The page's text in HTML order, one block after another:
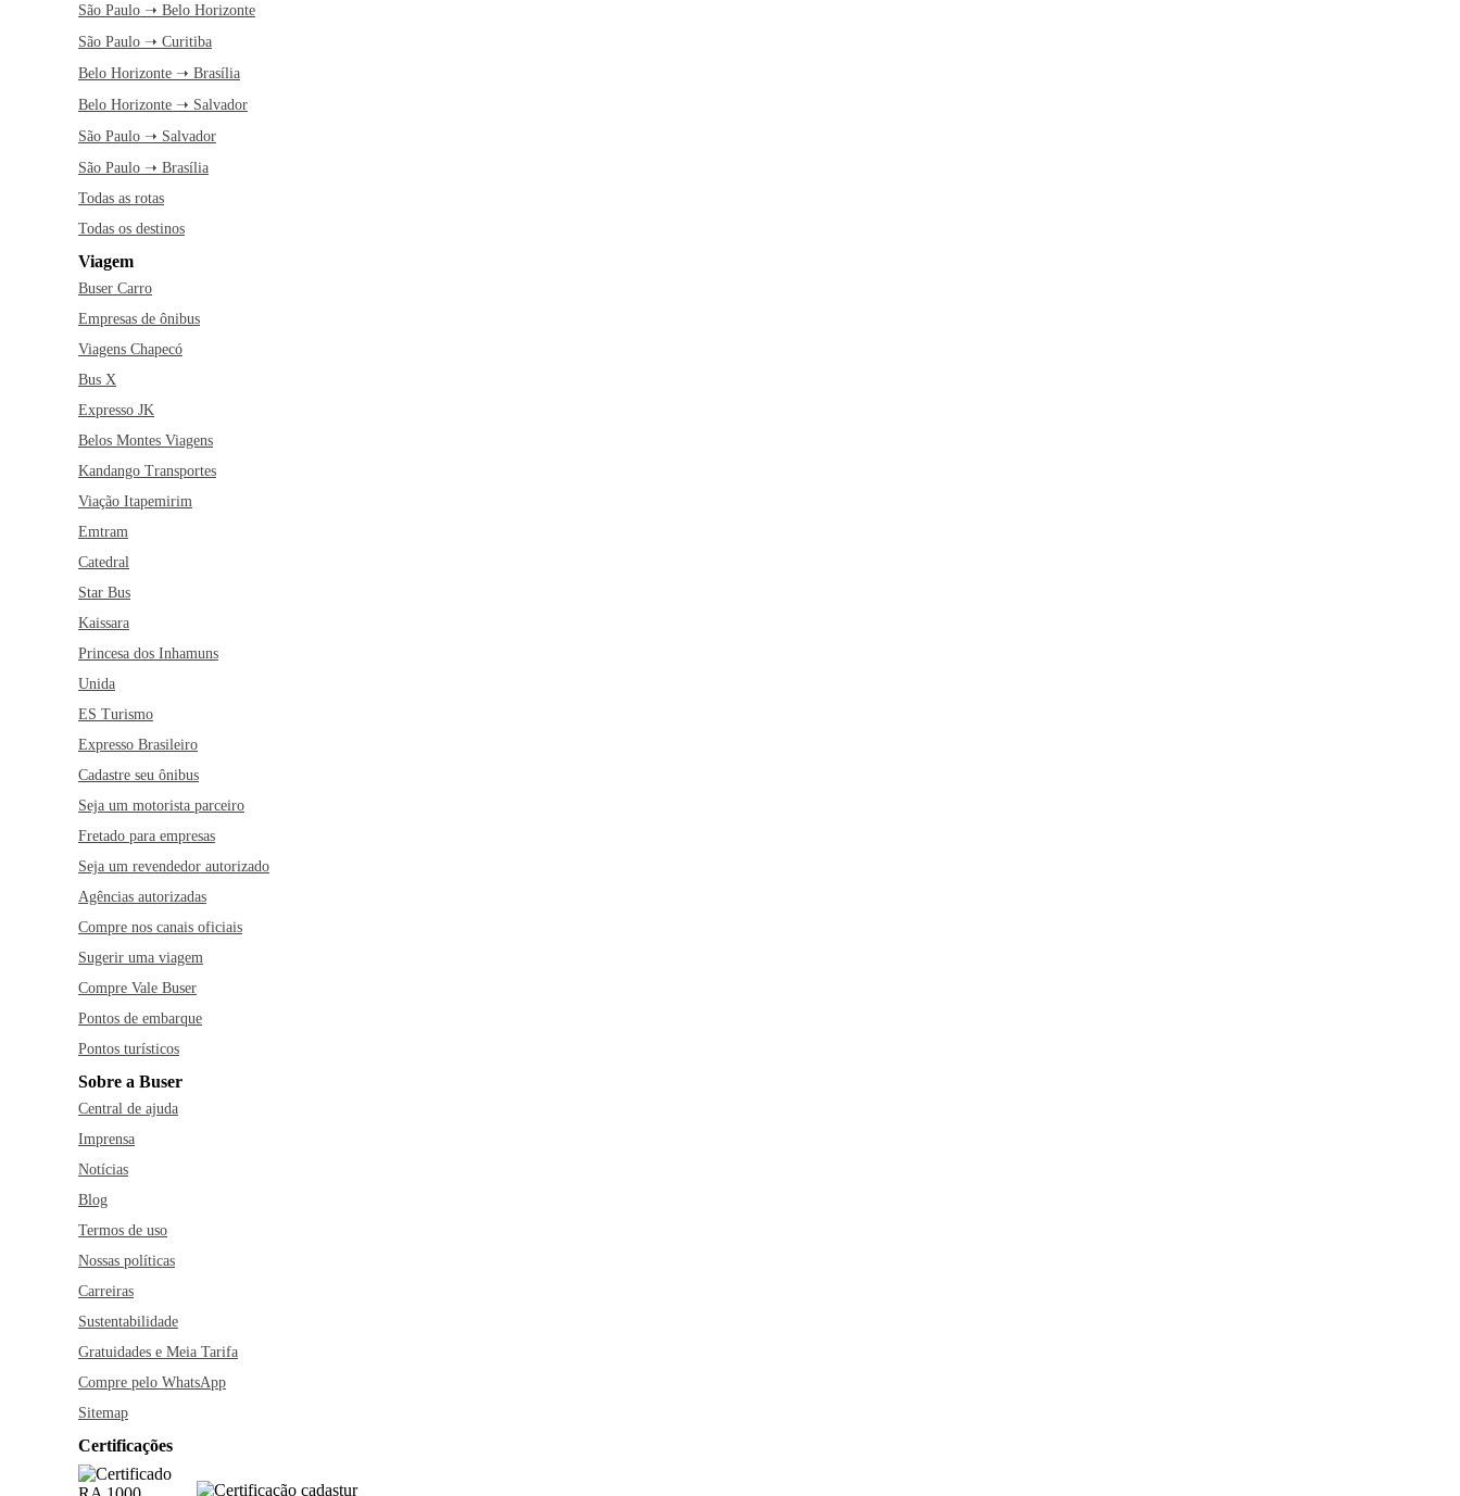
São Paulo ➝ Belo Horizonte
São Paulo ➝ Curitiba
Belo Horizonte ➝ Brasília
Belo Horizonte ➝ Salvador
São Paulo ➝ Salvador
São Paulo ➝ Brasília
Todas as rotas
Todas os destinos
Viagem
Buser Carro
Empresas de ônibus
Viagens Chapecó
Bus X
Expresso JK
Belos Montes Viagens
Kandango Transportes
Viação Itapemirim
Emtram
Catedral
Star Bus
Kaissara
Princesa dos Inhamuns
Unida
ES Turismo
Expresso Brasileiro
Cadastre seu ônibus
Seja um motorista parceiro
Fretado para empresas
Seja um revendedor autorizado
Agências autorizadas
Compre nos canais oficiais
Sugerir uma viagem
Compre Vale Buser
Pontos de embarque
Pontos turísticos
Sobre a Buser
Central de ajuda
Imprensa
Notícias
Blog
Termos de uso
Nossas políticas
Carreiras
Sustentabilidade
Gratuidades e Meia Tarifa
Compre pelo WhatsApp
Sitemap
Certificações